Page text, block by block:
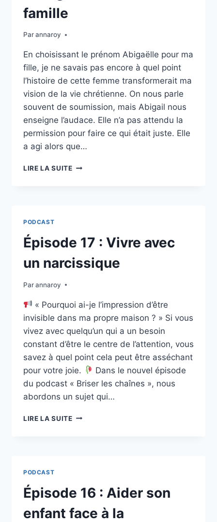
famille
Parannaroy
En choisissant le prénom Abigaëlle pour ma
fille, je ne savais pas encore à quel point
l’histoire de cette femme transformerait ma
vision de la vie chrétienne. On nous parle
souvent de soumission, mais Abigail nous
enseigne l’audace. Elle n’a pas attendu la
permission pour faire ce qui était juste. Elle
a agi alors que…
LIRE LA SUITEÉPISODE
SA
FAMILLE
PODCAST
Épisode 17 : Vivre avec
un narcissique
Parannaroy
« Pourquoi ai-je l’impression d’être
invisible dans ma propre maison ? » Si vous
vivez avec quelqu’un qui a un besoin
constant d’être le centre de l’attention, vous
savez à quel point cela peut être asséchant
pour votre joie.
Dans le nouvel épisode
du podcast « Briser les chaînes », nous
abordons un sujet qui…
LIRE LA SUITEÉPISODE
PODCAST
Épisode 16 : Aider son
enfant face à la